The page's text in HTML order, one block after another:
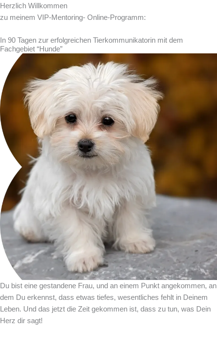
Herzlich Willkommen
zu meinem VIP-Mentoring- Online-Programm:
In 90 Tagen zur erfolgreichen Tierkommunikatorin mit dem
Fachgebiet “Hunde”
Du bist eine gestandene Frau, und an einem Punkt angekommen, an
dem Du erkennst, dass etwas tiefes, wesentliches fehlt in Deinem
Leben. Und das jetzt die Zeit gekommen ist, dass zu tun, was Dein
Herz dir sagt!